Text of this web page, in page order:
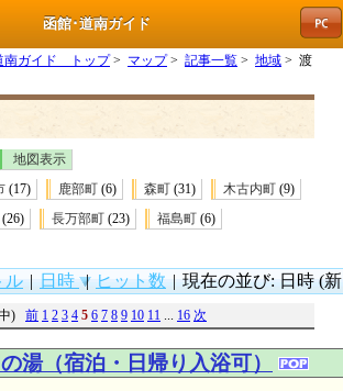
函館･道南ガイド
南ガイド トップ> マップ> 記事一覧 > 地域 > 渡
地図表示
(17) 鹿部町 (6) 森町 (31) 木古内町 (9)
(26) 長万部町 (23) 福島町 (6)
ル | 日時 | ヒット数 | 現在の並び: 日時 (
) 前 1 2 3 4 5 6 7 8 9 10 11 ... 16 次
湯（宿泊・日帰り入浴可）